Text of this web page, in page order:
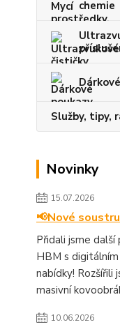
chemie
Služby, tipy,
Novinky
15.07.2026
📢Nové
Přidali jsme
HBM s
nabídky! Rozšířili
masivní
10.06.2026